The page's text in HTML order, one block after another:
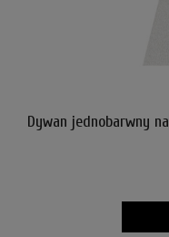
Dywan jednobarwny